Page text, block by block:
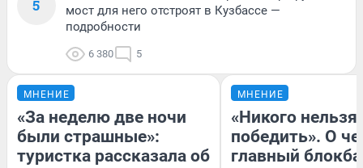
5
мост для него отстроят в Кузбассе —
подробности
6 380 5
МНЕНИЕ
«За неделю две ночи
были страшные»:
туристка рассказала об
МНЕНИЕ
«Никого нельзя
победить». О
главный